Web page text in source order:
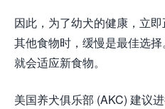
因此，为了幼犬的健康，立
其他食物时，缓慢是最佳选
就会适应新食物。
美国养犬俱乐部 (AKC) 建议